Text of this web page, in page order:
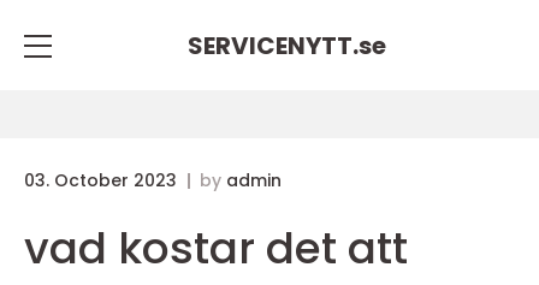
SERVICENYTT.se
03. October 2023 by admin
vad kostar det att